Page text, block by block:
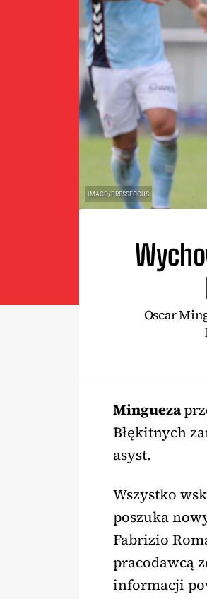
IMAGO/PRESSFOCUS
Oscar
Mingueza
Błękitnych
asyst.
Wszystko
poszuka
Fabrizio
pracodawcą
informacji